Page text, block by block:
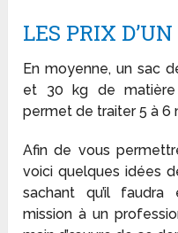
LES PRIX
En moyenne, un sac
et 30 kg de matière
permet de traiter 5 à 6
Afin de vous
voici quelques idées
sachant qu’il
mission à un